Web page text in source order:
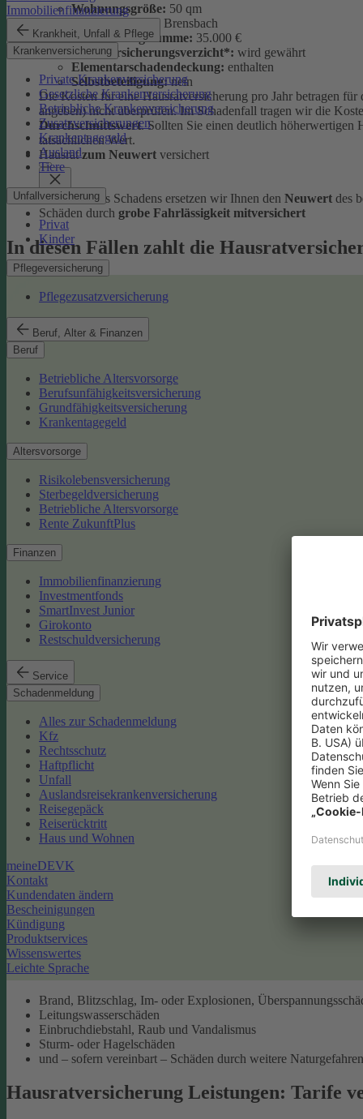
Immobilienfinanzierung
Krankheit, Unfall & Pflege
Krankenversicherung
Private Krankenversicherung
Gesetzliche Krankenversicherung
Betriebliche Krankenversicherung
Zusatzversicherungen
Krankentagegeld
Ausland
Tiere
Unfallversicherung
Privat
Kinder
Pflegeversicherung
Pflegezusatzversicherung
Beruf, Alter & Finanzen
Beruf
Betriebliche Altersvorsorge
Berufsunfähigkeitsversicherung
Grundfähigkeitsversicherung
Krankentagegeld
Altersvorsorge
Risikolebensversicherung
Sterbegeldversicherung
Betriebliche Altersvorsorge
Rente ZukunftPlus
Finanzen
Immobilienfinanzierung
Investmentfonds
SmartInvest Junior
Girokonto
Restschuldversicherung
Service
Schadenmeldung
Alles zur Schadenmeldung
Kfz
Rechtsschutz
Haftpflicht
Unfall
Auslandsreisekrankenversicherung
Reisegepäck
Reiserücktritt
Haus und Wohnen
meineDEVK
Kontakt
Kundendaten ändern
Bescheinigungen
Kündigung
Produktservices
Wissenswertes
Leichte Sprache
Wohnungsgröße: 50 qm
Wohnort:64395 Brensbach
Versicherungssumme: 35.000 €
Unterversicherungsverzicht*: wird gewährt
Elementarschadendeckung: enthalten
Selbstbeteiligung:nein
Die Kosten für eine Hausratversicherung pro Jahr betragen für
angeben) nicht überprüfen. Im Schadenfall tragen wir die
Durchschnittswert. Sollten Sie einen deutlich höherwertigen
tatsächlichen Wert.
Hausratzum Neuwert versichert
Im Falle eines Schadens ersetzen wir Ihnen den Neuwert des
Schäden durch grobe Fahrlässigkeit mitversichert
In diesen Fällen zahlt die
Brand, Blitzschlag, Im- oder Explosionen,
Leitungswasserschäden
Einbruchdiebstahl, Raub und Vandalismus
Sturm- oder Hagelschäden
und – sofern vereinbart – Schäden durch weitere
Hausratversicherung Leistungen: Tarife